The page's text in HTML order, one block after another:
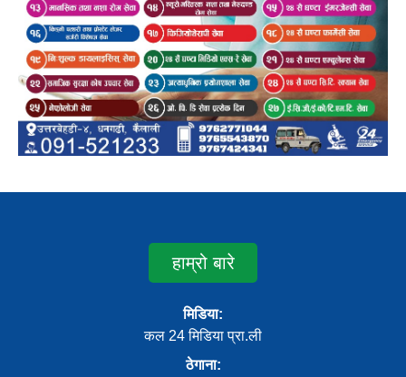
हाम्रो बारे
मिडिया:
कल 24 मिडिया प्रा.ली
ठेगाना: